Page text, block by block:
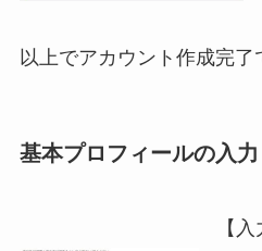
以上でアカウント作成完了
基本プロフィールの入力
【